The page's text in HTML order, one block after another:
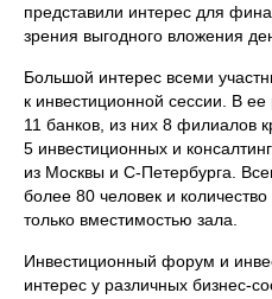
представили интерес для
зрения выгодного вложения
Большой интерес всеми
к инвестиционной сессии. В
11 банков, из них 8 филиалов
5 инвестиционных и
из Москвы и С-Петербурга.
более 80 человек и
только вместимостью зала.
Инвестиционный форум и
интерес у различных бизнес-